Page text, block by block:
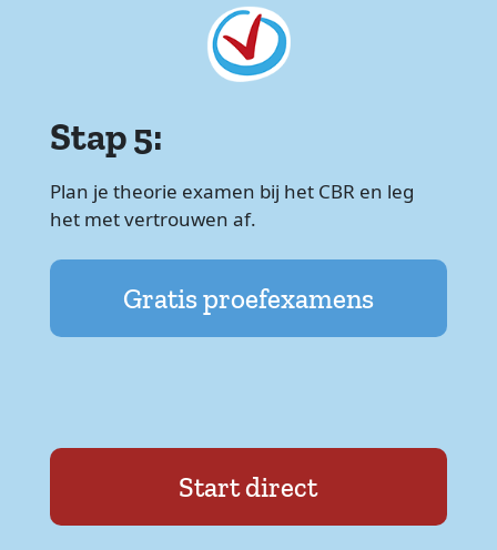
Stap 5:
Plan je theorie examen bij het CBR en leg
het met vertrouwen af.
Gratis proefexamens
Start direct